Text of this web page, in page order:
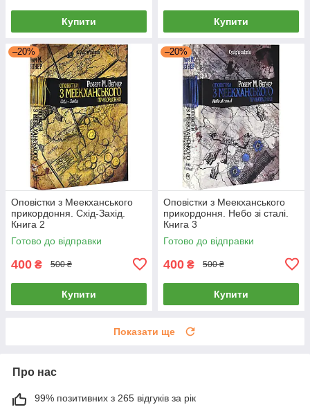
Купити Купити
–20%
Оповістки з Меекханського
прикордоння. Схід-Захід.
Книга 2
Готово до відправки
400 ₴ 500 ₴
Купити
–20%
Оповістки з Меекханського
прикордоння. Небо зі сталі.
Книга 3
Готово до відправки
400 ₴ 500 ₴
Купити
Показати ще
Про нас
99% позитивних з 265 відгуків за рік